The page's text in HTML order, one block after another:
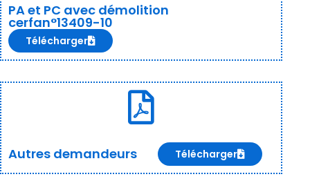
PA et PC avec démolition
cerfan°13409-10
Télécharger
Autres demandeurs Télécharger